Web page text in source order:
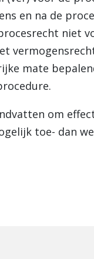
en na de
niet
mate
om
toe- dan